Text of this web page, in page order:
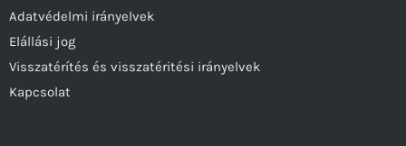
Adatvédelmi irányelvek
Elállási jog
Visszatérítés és visszatéritési irányelvek
Kapcsolat